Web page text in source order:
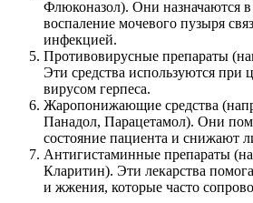
Флюконазол). Они назначаются в
воспаление мочевого пузыря
инфекцией.
Противовирусные препараты
Эти средства используются при
вирусом герпеса.
Жаропонижающие средства
Панадол, Парацетамол). Они
состояние пациента и снижают
Антигистаминные препараты
Кларитин). Эти лекарства
и жжения, которые часто